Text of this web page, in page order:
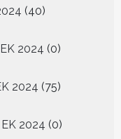
4040
2024 00
2024 7575
2024 00